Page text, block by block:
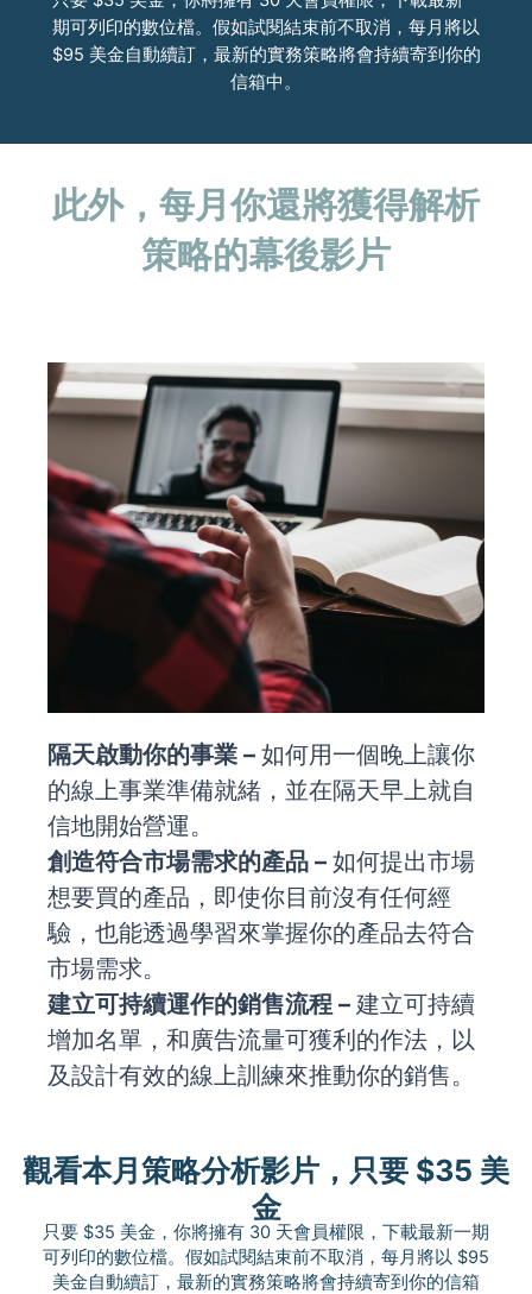
期可列印的數位檔。假如試閱結束前不取消，每月將以
$95 美金自動續訂，最新的實務策略將會持續寄到你的
信箱中。
此外， 每月你還將獲得解析
策略的幕後影片
隔天啟動你的事業 – 如何用一個晚上讓你
的線上事業準備就緒，並在隔天早上就自
信地開始營運。
創造符合市場需求的產品 – 如何提出市場
想要買的產品，即使你目前沒有任何經
驗，也能透過學習來掌握你的產品去符合
市場需求。
建立可持續運作的銷售流程 – 建立可持續
增加名單，和廣告流量可獲利的作法，以
及設計有效的線上訓練來推動你的銷售。
觀看本月策略分析影片，只要 $35 美
金
只要 $35 美金，你將擁有 30 天會員權限，下載最新一期
可列印的數位檔。假如試閱結束前不取消，每月將以 $95
美金自動續訂，最新的實務策略將會持續寄到你的信箱